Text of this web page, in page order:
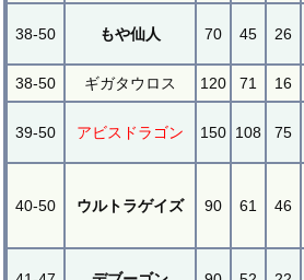
38-50 もや仙人 70 45 26
38-50 ギガタウロス 120 71 16
39-50 アビスドラゴン 150 108 75
40-50 ウルトラゲイズ 90 61 46